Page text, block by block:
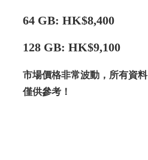
64 GB: HK$8,400
128 GB: HK$9,100
市場價格非常波動，所有資料
僅供參考！